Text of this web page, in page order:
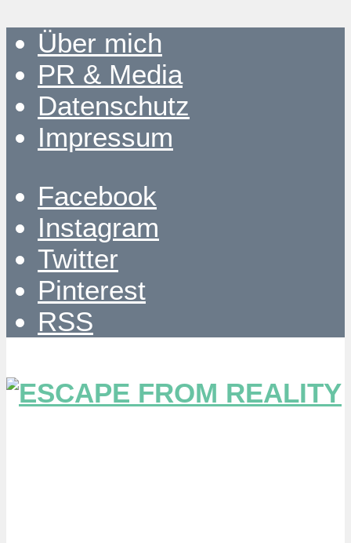
Über mich
PR & Media
Datenschutz
Impressum
Facebook
Instagram
Twitter
Pinterest
RSS